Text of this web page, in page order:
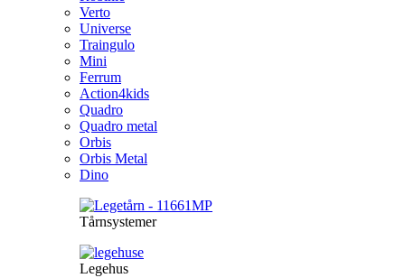
Verto
Universe
Traingulo
Mini
Ferrum
Action4kids
Quadro
Quadro metal
Orbis
Orbis Metal
Dino
Tårnsystemer
Legehus